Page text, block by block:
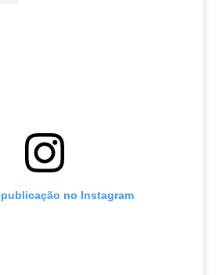
publicação no Instagram